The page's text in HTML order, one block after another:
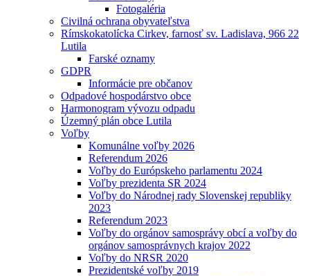
Fotogaléria
Civilná ochrana obyvateľstva
Rímskokatolícka Cirkev, farnosť sv. Ladislava, 966 22
Lutila
Farské oznamy
GDPR
Informácie pre občanov
Odpadové hospodárstvo obce
Harmonogram vývozu odpadu
Územný plán obce Lutila
Voľby
Komunálne voľby 2026
Referendum 2026
Voľby do Európskeho parlamentu 2024
Voľby prezidenta SR 2024
Voľby do Národnej rady Slovenskej republiky
2023
Referendum 2023
Voľby do orgánov samosprávy obcí a voľby do
orgánov samosprávnych krajov 2022
Voľby do NRSR 2020
Prezidentské voľby 2019